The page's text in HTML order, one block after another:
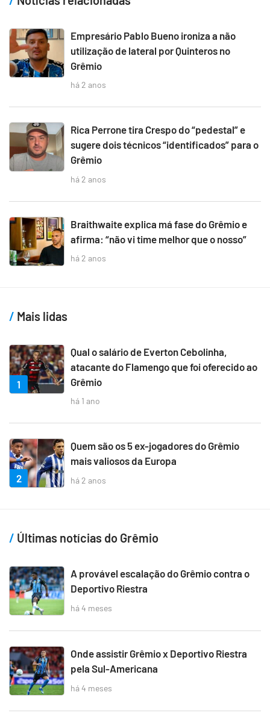
Empresário Pablo Bueno ironiza a não
utilização de lateral por Quinteros no
Grêmio
há 2 anos
Rica Perrone tira Crespo do “pedestal” e
sugere dois técnicos “identificados” para o
Grêmio
há 2 anos
Braithwaite explica má fase do Grêmio e
afirma: “não vi time melhor que o nosso”
há 2 anos
Mais lidas
1
Qual o salário de Everton Cebolinha,
atacante do Flamengo que foi oferecido ao
Grêmio
há 1 ano
2
Quem são os 5 ex-jogadores do Grêmio
mais valiosos da Europa
há 2 anos
Últimas notícias do Grêmio
A provável escalação do Grêmio contra o
Deportivo Riestra
há 4 meses
Onde assistir Grêmio x Deportivo Riestra
pela Sul-Americana
há 4 meses